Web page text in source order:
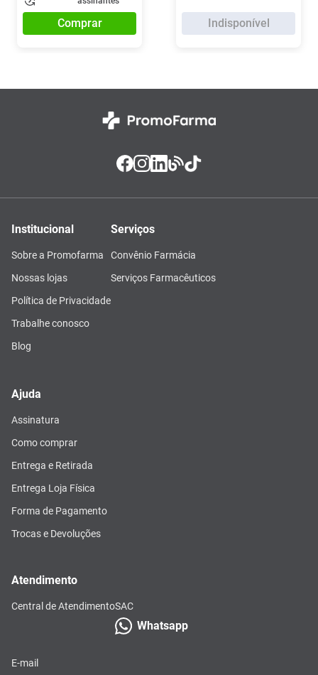
Comprar Indisponível
Institucional
Sobre a Promofarma
Nossas lojas
Política de Privacidade
Trabalhe conosco
Blog
Serviços
Convênio Farmácia
Serviços Farmacêuticos
Ajuda
Assinatura
Como comprar
Entrega e Retirada
Entrega Loja Física
Forma de Pagamento
Trocas e Devoluções
Atendimento
Central de AtendimentoSAC
Whatsapp
E-mail